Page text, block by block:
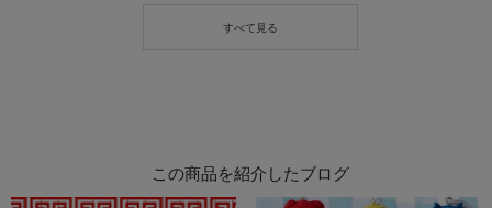
この商品を紹介したブログ